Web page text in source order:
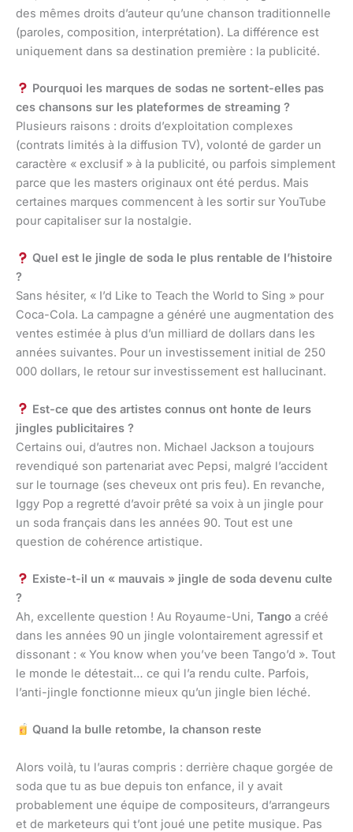
des mêmes droits d’auteur qu’une chanson traditionnelle
(paroles, composition, interprétation). La différence est
uniquement dans sa destination première : la publicité.
Pourquoi les marques de sodas ne sortent-elles pas
ces chansons sur les plateformes de streaming ?
Plusieurs raisons : droits d’exploitation complexes
(contrats limités à la diffusion TV), volonté de garder un
caractère « exclusif » à la publicité, ou parfois simplement
parce que les masters originaux ont été perdus. Mais
certaines marques commencent à les sortir sur YouTube
pour capitaliser sur la nostalgie.
Quel est le jingle de soda le plus rentable de l’histoire
?
Sans hésiter, « I’d Like to Teach the World to Sing » pour
Coca-Cola. La campagne a généré une augmentation des
ventes estimée à plus d’un milliard de dollars dans les
années suivantes. Pour un investissement initial de 250
000 dollars, le retour sur investissement est hallucinant.
Est-ce que des artistes connus ont honte de leurs
jingles publicitaires ?
Certains oui, d’autres non. Michael Jackson a toujours
revendiqué son partenariat avec Pepsi, malgré l’accident
sur le tournage (ses cheveux ont pris feu). En revanche,
Iggy Pop a regretté d’avoir prêté sa voix à un jingle pour
un soda français dans les années 90. Tout est une
question de cohérence artistique.
Existe-t-il un « mauvais » jingle de soda devenu culte
?
Ah, excellente question ! Au Royaume-Uni, Tango a créé
dans les années 90 un jingle volontairement agressif et
dissonant : « You know when you’ve been Tango’d ». Tout
le monde le détestait… ce qui l’a rendu culte. Parfois,
l’anti-jingle fonctionne mieux qu’un jingle bien léché.
Quand la bulle retombe, la chanson reste
Alors voilà, tu l’auras compris : derrière chaque gorgée de
soda que tu as bue depuis ton enfance, il y avait
probablement une équipe de compositeurs, d’arrangeurs
et de marketeurs qui t’ont joué une petite musique. Pas